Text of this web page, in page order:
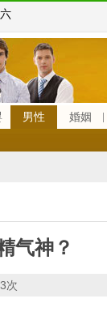
男性 婚姻
气神？
次